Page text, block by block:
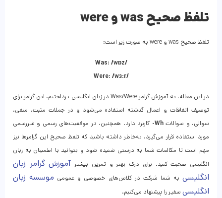
تلفظ صحیح was و were
تلفظ صحیح was و were به صورت زیر است:
Was: /wɒz/
Were: /wɜːr/
در این مقاله، به آموزش گرامر Was/Were در زبان انگلیسی پرداختیم. این گرامر برای
توصیف اتفاقات و اعمال گذشته استفاده می‌شود و در جملات مثبت، منفی،
سوالی، و سوالاتWh- کاربرد دارد. همچنین، در موقعیت‌های رسمی و غیررسمی
مورد استفاده قرار می‌گیرد. به‌خاطر داشته باشید که تلفظ صحیح این گرامر‌ها نیز
مهم است تا مکالمات شما به درستی شنیده شود و بتوانید با اطمینان به زبان
انگلیسی صحبت کنید. برای درک بهتر و تمرین بیشتر آموزش گرامر زبان
انگلیسیبه شما شرکت در کلاس‌های خصوصی و عمومی موسسه زبان
انگلیسی سفیر را پیشنهاد می‌کنیم.